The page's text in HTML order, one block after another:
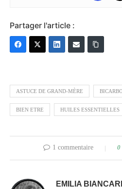
Partager l'article :
ASTUCE DE GRAND-MÈRE
BIEN ETRE HUILES ESSENTIELLES
1 commentaire 0
EMILIA